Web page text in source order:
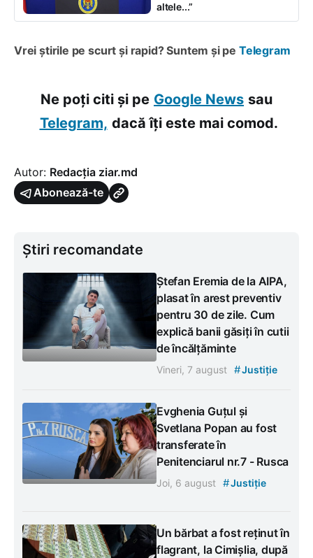
altele...”
Vrei știrile pe scurt și rapid? Suntem și pe Telegram
Ne poți citi și pe Google News sau
Telegram, dacă îți este mai comod.
Autor: Redacția ziar.md
Abonează-te
Știri recomandate
Ștefan Eremia de la AIPA,
plasat în arest preventiv
pentru 30 de zile. Cum
explică banii găsiți în cutii
de încălțăminte
Vineri, 7 august #Justiție
Evghenia Guțul și
Svetlana Popan au fost
transferate în
Penitenciarul nr.7 - Rusca
Joi, 6 august #Justiție
Un bărbat a fost reținut în
flagrant, la Cimișlia, după